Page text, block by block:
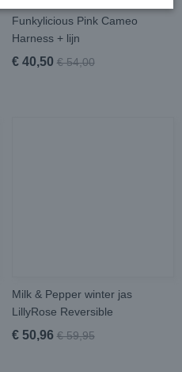
Funkylicious Pink Cameo
Harness + lijn
€ 40,50 € 54,00
Milk & Pepper winter jas
LillyRose Reversible
€ 50,96 € 59,95